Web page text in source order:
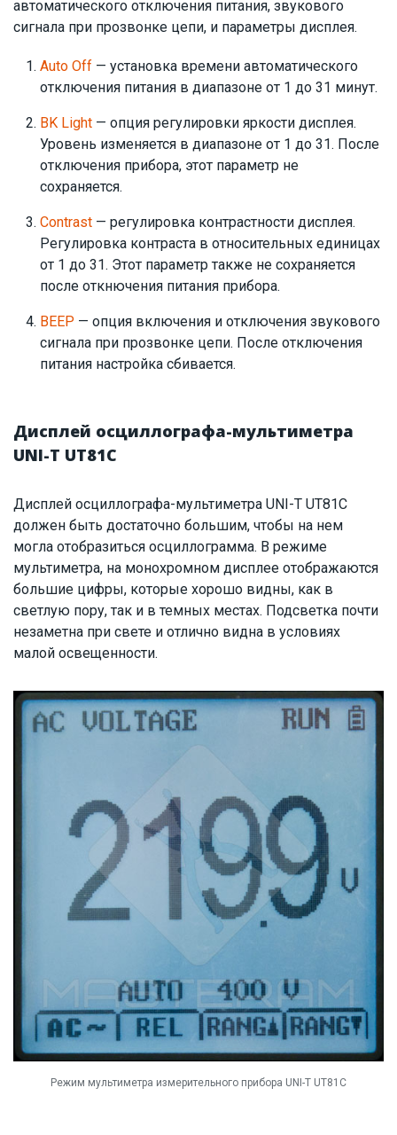
автоматического отключения питания, звукового
сигнала при прозвонке цепи, и параметры дисплея.
Auto Off — установка времени автоматического
отключения питания в диапазоне от 1 до 31 минут.
BK Light — опция регулировки яркости дисплея.
Уровень изменяется в диапазоне от 1 до 31. После
отключения прибора, этот параметр не
сохраняется.
Contrast — регулировка контрастности дисплея.
Регулировка контраста в относительных единицах
от 1 до 31. Этот параметр также не сохраняется
после откнючения питания прибора.
BEEP — опция включения и отключения звукового
сигнала при прозвонке цепи. После отключения
питания настройка сбивается.
Дисплей осциллографа-мультиметра
UNI-T UT81C
Дисплей осциллографа-мультиметра UNI-T UT81С
должен быть достаточно большим, чтобы на нем
могла отобразиться осциллограмма. В режиме
мультиметра, на монохромном дисплее отображаются
большие цифры, которые хорошо видны, как в
светлую пору, так и в темных местах. Подсветка почти
незаметна при свете и отлично видна в условиях
малой освещенности.
Режим мультиметра измерительного прибора UNI-T UT81С